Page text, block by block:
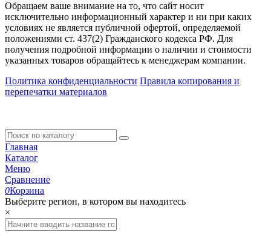
Обращаем ваше внимание на то, что сайт носит
исключительно информационный характер и ни при каких
условиях не является публичной офертой, определяемой
положениями ст. 437(2) Гражданского кодекса РФ. Для
получения подробной информации о наличии и стоимости
указанных товаров обращайтесь к менеджерам компании.
Политика конфиденциальности Правила копирования и
перепечатки материалов
Главная
Каталог
Меню
Сравнение
0Корзина
Выберите регион, в котором вы находитесь
×